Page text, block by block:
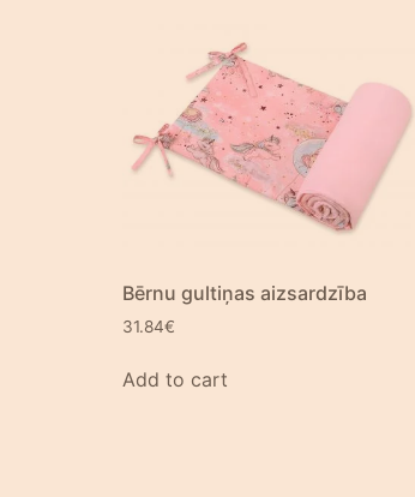
Bērnu gultiņas aizsardzība
31.84€
Add to cart